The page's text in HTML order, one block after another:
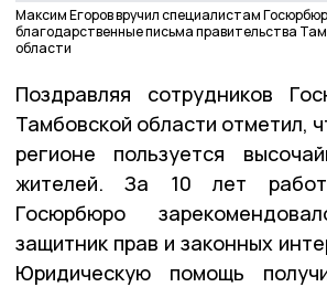
Максим Егоров вручил специалистам
благодарственные письма правительства
области
Поздравляя сотрудников
Тамбовской области отметил,
регионе пользуется
жителей. За 10 лет
Госюрбюро
защитник прав и законных
Юридическую помощь